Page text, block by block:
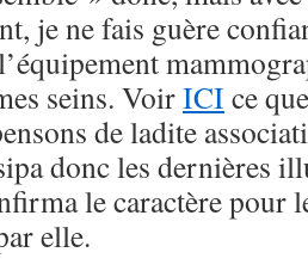
je ne fais guère
seins. VoirICI ce
de ladite
donc les dernières
le caractère pour
elle.